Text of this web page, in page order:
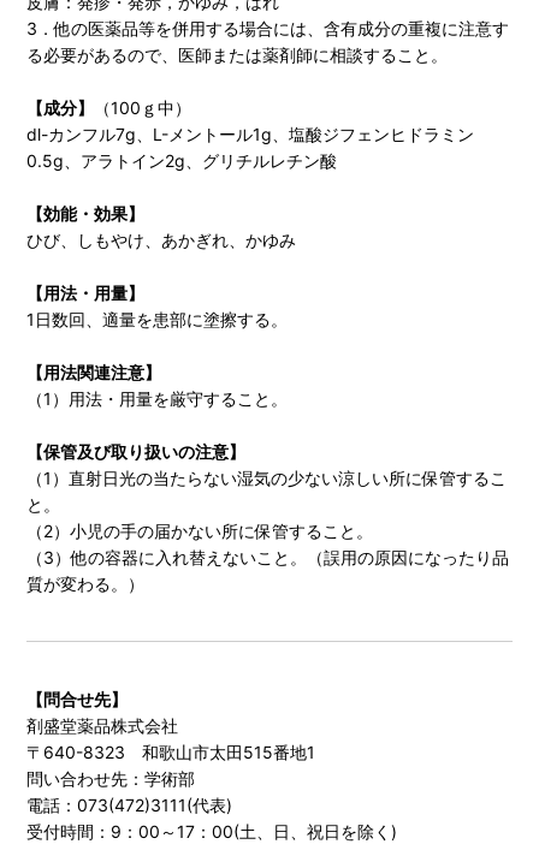
3．他の医薬品等を併用する場合には、含有成分の重複に注意す
る必要があるので、医師または薬剤師に相談すること。
【成分】
（100ｇ中）
dl-カンフル7g、L-メントール1g、塩酸ジフェンヒドラミン
0.5g、アラトイン2g、グリチルレチン酸
【効能・効果】
ひび、しもやけ、あかぎれ、かゆみ
【用法・用量】
1日数回、適量を患部に塗擦する。
【用法関連注意】
（1）用法・用量を厳守すること。
【保管及び取り扱いの注意】
（1）直射日光の当たらない湿気の少ない涼しい所に保管するこ
と。
（2）小児の手の届かない所に保管すること。
（3）他の容器に入れ替えないこと。（誤用の原因になったり品
質が変わる。）
【問合せ先】
剤盛堂薬品株式会社
〒640-8323 和歌山市太田515番地1
問い合わせ先：学術部
電話：073(472)3111(代表)
受付時間：9：00～17：00(土、日、祝日を除く)